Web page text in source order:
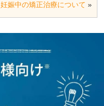
妊娠中の矯正治療について »